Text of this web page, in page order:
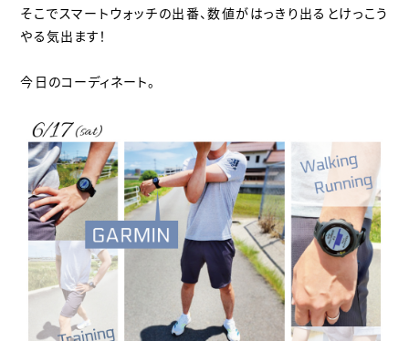
そこでスマートウォッチの出番、数値がはっきり出るとけっこう
やる気出ます！
今日のコーディネート。